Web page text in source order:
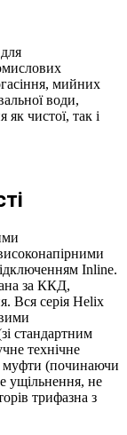
мийних
води,
як чистої, так і
Inline.
за ККД,
Вся серія Helix
стандартним
технічне
муфти (починаючи
ущільнення, не
трифазна з